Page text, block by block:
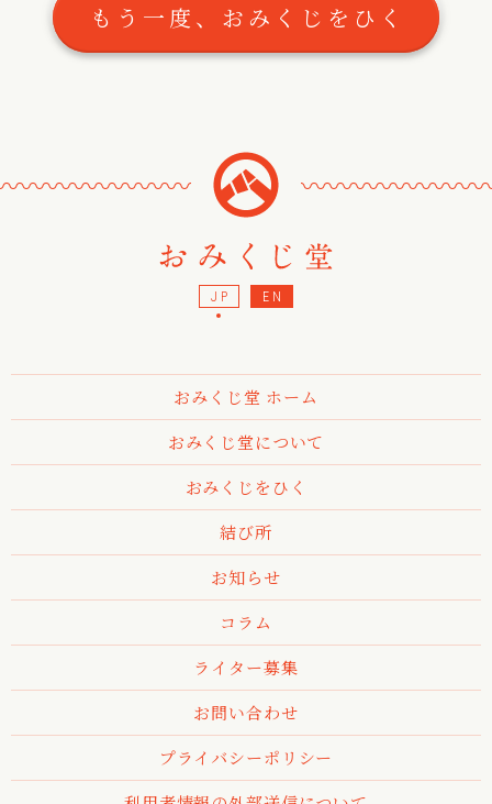
もう一度、おみくじをひく
〰〰〰〰〰〰〰 〰〰〰〰〰〰〰
JP EN
おみくじ堂 ホーム
おみくじ堂について
おみくじをひく
結び所
お知らせ
コラム
ライター募集
お問い合わせ
プライバシーポリシー